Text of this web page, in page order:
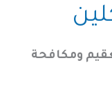
ومكافحة